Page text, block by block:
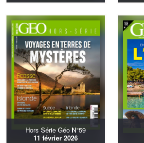
Hors Série Géo N°59
11 février 2026